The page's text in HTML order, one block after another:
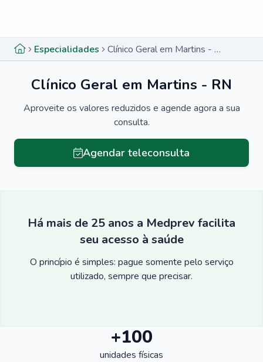
Especialidades Clínico Geral em Martins - RN
Clínico Geral em Martins - RN
Aproveite os valores reduzidos e agende agora a sua
consulta.
Agendar teleconsulta
Há mais de 25 anos a Medprev facilita
seu acesso à saúde
O princípio é simples: pague somente pelo serviço
utilizado, sempre que precisar.
+100
unidades físicas